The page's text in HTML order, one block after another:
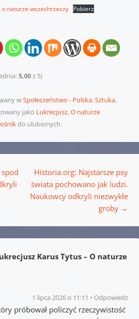
naturze wszechrzeczy Pobierz
5,00z 5)
wSpołeczeństwo - Polska,Sztuka,
jako Lukrecjusz,O naturze
do ulubionych.
Historia.org: Najstarsze psy
świata pochowano jak ludzi.
Naukowcy odkryli niezwykłe
groby →
Karus Tytus – O naturze
1 lipca 2026 o 11:11 Odpowiedz
próbował policzyć rzeczywistość